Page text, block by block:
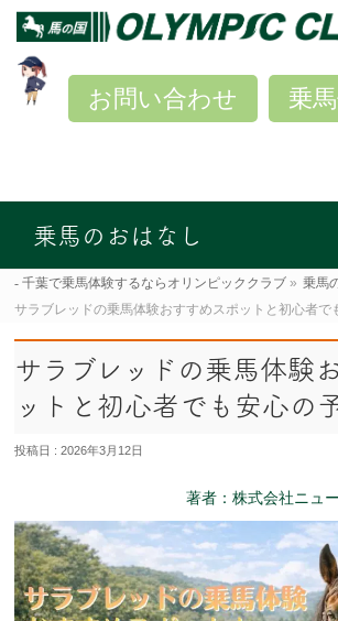
乗
お問い合わせ
乗馬のおはなし
千葉で乗馬体験するならオリンピッククラブ » 乗馬
サラブレッドの乗馬体験おすすめスポットと初心者で
サラブレッドの乗馬体験
ットと初心者でも安心の
投稿日 : 2026年3月12日
著者：株式会社ニュ